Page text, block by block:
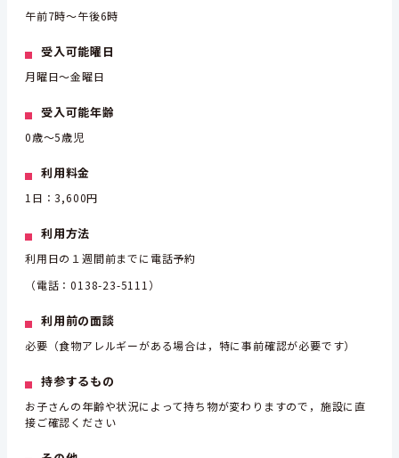
午前7時～午後6時
受入可能曜日
月曜日～金曜日
受入可能年齢
0歳～5歳児
利用料金
1日：3,600円
利用方法
利用日の１週間前までに電話予約
（電話：0138-23-5111）
利用前の面談
必要（食物アレルギーがある場合は，特に事前確認が必要です）
持参するもの
お子さんの年齢や状況によって持ち物が変わりますので，施設に直
接ご確認ください